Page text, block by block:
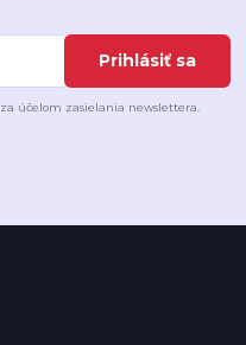
Prihlásiť sa
za účelom zasielania newslettera.